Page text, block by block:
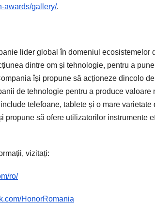
awards/gallery/.
lider global în domeniul ecosistemelor
dintre om și tehnologie, pentru a
își propune să acționeze dincolo
de tehnologie pentru a produce
telefoane, tablete și o mare
propune să ofere utilizatorilor instrumente
vizitați:
ro/
HonorRomania